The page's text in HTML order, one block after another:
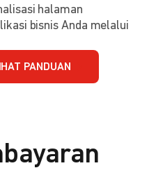
halaman
bisnis Anda melalui
PANDUAN